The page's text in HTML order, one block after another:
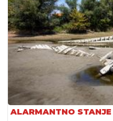
ALARMANTNO STANJE